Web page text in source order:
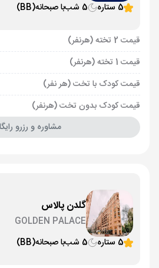
5 ستاره
5 شب با صبحانه(BB)
قیمت 2 تخته (هرنفر)
قیمت 1 تخته (هرنفر)
قیمت کودک با تخت (هر نفر)
قیمت کودک بدون تخت (هرنفر)
مشاوره و رزرو
گلدن پالاس
GOLDEN PALACE
5 ستاره
5 شب با صبحانه(BB)